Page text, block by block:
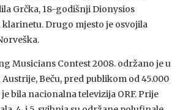
Grčka, 18-godišnji Dionysios
klarinetu. Drugo mjesto je osvojila
Musicians Contest 2008. održano je u
Beču, pred publikom od 45.000
bila nacionalna televizija ORF. Prije